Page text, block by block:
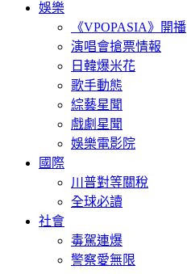
娛樂
《VPOPASIA》開播
演唱會搶票情報
日韓爆米花
歌手動態
綜藝星聞
戲劇星聞
娛樂電影院
國際
川普對等關稅
全球必讀
社會
毒駕連爆
警察愛無限